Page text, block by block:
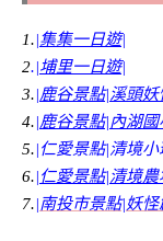
1.|集集一日遊|
2.|埔里一日遊|
3.|鹿谷景點|溪頭
4.|鹿谷景點|內湖國
5.|仁愛景點|清境
6.|仁愛景點|清境
7.|南投市景點|妖